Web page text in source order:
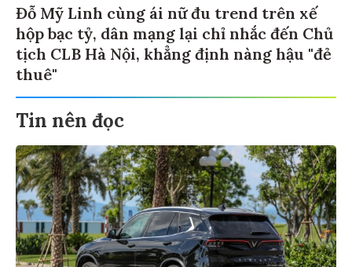
Đỗ Mỹ Linh cùng ái nữ đu trend trên xế
hộp bạc tỷ, dân mạng lại chỉ nhắc đến Chủ
tịch CLB Hà Nội, khẳng định nàng hậu "đẻ
thuê"
Tin nên đọc